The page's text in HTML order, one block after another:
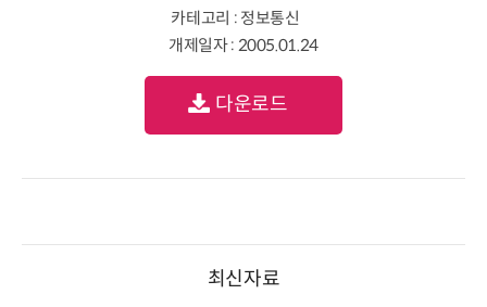
카테고리 : 정보통신
개제일자 : 2005.01.24
다운로드
최신자료